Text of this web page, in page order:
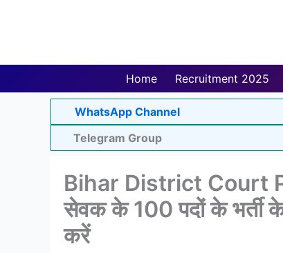
Home Recruitment 2025
WhatsApp Channel
Telegram Group
Bihar District Court
सेवक के 100 पदों के भर्ती
करें